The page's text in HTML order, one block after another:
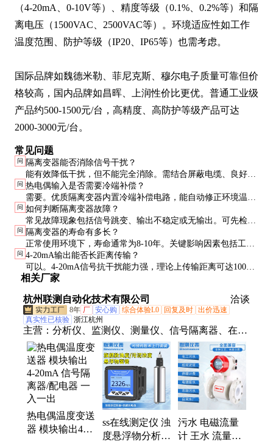
（4-20mA、0-10V等）、精度等级（0.1%、0.2%等）和隔
离电压（1500VAC、2500VAC等）。环境适应性如工作
温度范围、防护等级（IP20、IP65等）也需考虑。
国际品牌如魏德米勒、菲尼克斯、穆尔电子质量可靠但价
格较高，国内品牌如昌晖、上润性价比更优。普通工业级
产品约500-1500元/台，高精度、高防护等级产品可达
2000-3000元/台。
常见问题
问
隔离变器能否消除信号干扰？
能有效降低干扰，但不能完全消除。需结合屏蔽电缆、良好接
地等综合措施。隔离变器主要解决接地环路和共模干扰问题。
问 热电偶输入是否需要冷端补偿？
需要。优质隔离变器内置冷端补偿电路，能自动修正环境温度
对热电偶信号的影响，确保测量准确性。
问 如何判断隔离变器故障？
常见故障现象包括信号跳变、输出不稳定或无输出。可先检查
电源，再测量输入输出信号。若输入正常但输出异常，可能变
器损坏。
问
隔离变器的寿命有多长？
正常使用环境下，寿命通常为8-10年。关键影响因素包括工作
温度、振动条件和电源质量。定期维护可延长使用寿命。
问 4-20mA输出能否长距离传输？
可以。4-20mA信号抗干扰能力强，理论上传输距离可达1000
米以上。实际应用中建议不超过500米，过长距离需考虑线缆
相关厂家
杭州联测自动化技术有限公司 洽谈
8年 厂 安心购 综合体验L0 回复及时 出价迅速
真实性已核验 浙江杭州
主营： 分析仪、监测仪、测量仪、信号隔离器、在线
仪、测定仪、传感器、排水管、流量计、电导率、监
控仪、电磁流、电极orp、变送器、控制器、测试
仪、校验仪、氧探头、溶氧仪、浊度仪、探测仪、检
测器、检测仪、自来水、压力表、液位计
热电偶温度变送
器 模块输出4-
ss在线测定仪 浊
度悬浮物分析仪
污水 电磁流量
计 王水 流量计